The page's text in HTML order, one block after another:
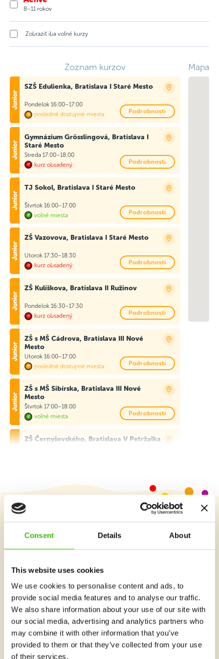
Consent Details About
This website uses cookies
We use cookies to personalise content and ads, to
provide social media features and to analyse our traffic.
We also share information about your use of our site with
our social media, advertising and analytics partners who
may combine it with other information that you’ve
provided to them or that they’ve collected from your use
of their services.
8–11 rokov
Zobraziť iba voľné kurzy
Zoznam kurzov
SZŠ Edulienka, Bratislava I Staré Mesto
Pondelok 16:00–17:00
posledné dostupné miesta
Podrobnosti
Gymnázium Grösslingová, Bratislava I
Staré Mesto
Streda 17:00–18:00
kurz obsadený
Podrobnosti
TJ Sokol, Bratislava I Staré Mesto
Štvrtok 16:00–17:00
voľné miesta
Podrobnosti
ZŠ Vazovova, Bratislava I Staré Mesto
Utorok 17:30–18:30
kurz obsadený
Podrobnosti
ZŠ Kulíškova, Bratislava II Ružinov
Pondelok 16:30–17:30
kurz obsadený
Podrobnosti
ZŠ s MŠ Cádrova, Bratislava III Nové
Mesto
Utorok 16:00–17:00
posledné dostupné miesta
Podrobnosti
ZŠ s MŠ Sibírska, Bratislava III Nové
Mesto
Štvrtok 17:00–18:00
voľné miesta
Podrobnosti
ZŠ Černyševského, Bratislava V Petržalka
ZŠ Nobelovo námestie, Bratislava V
Petržalka
Utorok 17:00–18:00
Podrobnosti
ZŠ s MŠ Kalinčiakova, Bratislava III Nové
Mesto
posledné dostupné miesta
ZŠ s MŠ Za kasárňou, Bratislava III Nové
Mesto
Štvrtok 17:00–18:00
voľné miesta
Podrobnosti
ZŠ s MŠ Riazanská, Bratislava III Nové
Mesto
Mapa
Vybrať kurz
Čo je v Gymnathlone nové?